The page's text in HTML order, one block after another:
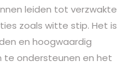
leiden tot verzwakte
zoals witte stip. Het is
en hoogwaardig
te ondersteunen en het